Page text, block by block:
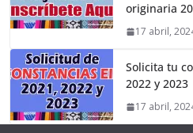
originaria
17 abril,
Solicita tu
2022 y 2023
17 abril,